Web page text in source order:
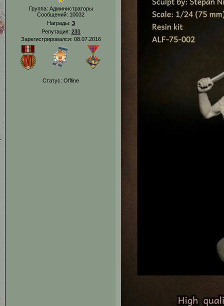
Группа: Администраторы
Сообщений: 10032
Награды: 3
Репутация: 231
Зарегистрировался: 08.07.2016
Статус: Offline